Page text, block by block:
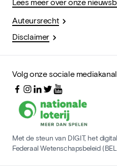
Auteursrecht
Disclaimer
Volg onze sociale
Met de steun van DIGIT, het
Federaal Wetenschapsbeleid